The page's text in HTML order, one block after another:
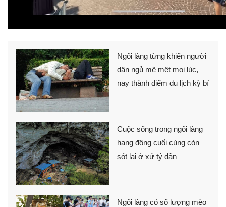
Ngôi làng từng khiến người
dân ngủ mê mệt mọi lúc,
nay thành điểm du lịch kỳ bí
Cuộc sống trong ngôi làng
hang động cuối cùng còn
sót lại ở xứ tỷ dân
Ngôi làng có số lượng mèo